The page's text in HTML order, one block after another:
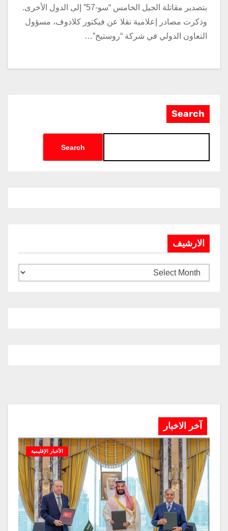
بتصدير مقاتلة الجيل الخامس “سو-57” إلى الدول الأخرى.
وذكرت مصادر إعلامية نقلا عن فيكتور كلادوف، مسؤول
التعاون الدولي في شركة “روستيخ”…
Search
Search
الارشيف
آخر الاخبار
الأخبار الإقليمية